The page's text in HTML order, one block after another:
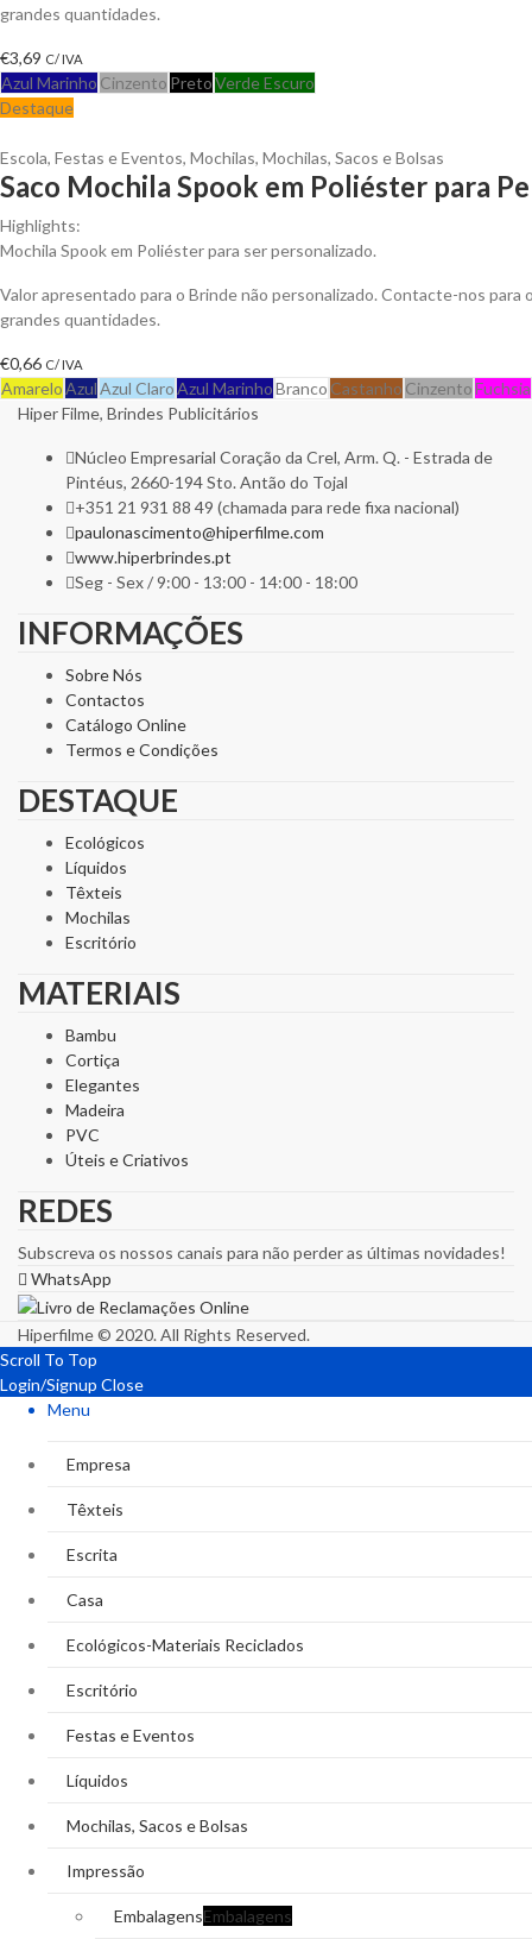
grandes quantidades.
€3,69 C/ IVA
Azul Marinho Cinzento PretoVerde Escuro
Destaque
Escola, Festas e Eventos, Mochilas, Mochilas, Sacos e Bolsas
Saco Mochila Spook em Poliéster para
Highlights:
Mochila Spook em Poliéster para ser personalizado.
Valor apresentado para o Brinde não personalizado. Contacte-nos
grandes quantidades.
€0,66 C/ IVA
AmareloAzulAzul ClaroAzul MarinhoBranco Castanho CinzentoFuchsia
Hiper Filme, Brindes Publicitários
Núcleo Empresarial Coração da Crel, Arm. Q. - Estrada de
Pintéus, 2660-194 Sto. Antão do Tojal
+351 21 931 88 49 (chamada para rede fixa nacional)
paulonascimento@hiperfilme.com
www.hiperbrindes.pt
Seg - Sex / 9:00 - 13:00 - 14:00 - 18:00
INFORMAÇÕES
Sobre Nós
Contactos
Catálogo Online
Termos e Condições
DESTAQUE
Ecológicos
Líquidos
Têxteis
Mochilas
Escritório
MATERIAIS
Bambu
Cortiça
Elegantes
Madeira
PVC
Úteis e Criativos
REDES
Subscreva os nossos canais para não perder as últimas novidades!
WhatsApp
Hiperfilme © 2020. All Rights Reserved.
Scroll To Top
Login/Signup Close
Menu
Empresa
Têxteis
Escrita
Casa
Ecológicos-Materiais Reciclados
Escritório
Festas e Eventos
Líquidos
Mochilas, Sacos e Bolsas
Impressão
EmbalagensEmbalagens